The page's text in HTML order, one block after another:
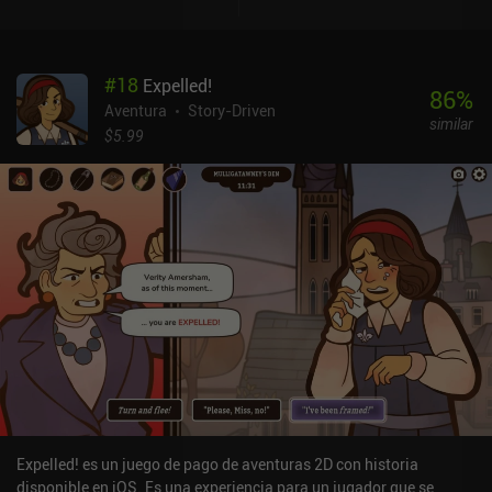
que sé que muchos otros sabrán apreciar. Los gráficos al estilo
clásico de la PS1 le dan al juego un aire verdaderamente
nostálgico. Pero el mundo del juego también tiene una atmósfera
cada vez más extrema cuanto más nos acercamos a descubrir la
verdad sobre la ciudad. Easy Delivery Co. es un juego premium
tanto para Android como para iOS, sin anuncios ni compras dentro
de la aplicación. Si buscas un juego de repartos relajado y
acogedor con un toque de misterio, no te lo puedes perder.
#18 Expelled!
Aventura
Story-Driven
$5.99
86%
similar
Expelled! es un juego de pago de aventuras 2D con historia
disponible en iOS. Es una experiencia para un jugador que se